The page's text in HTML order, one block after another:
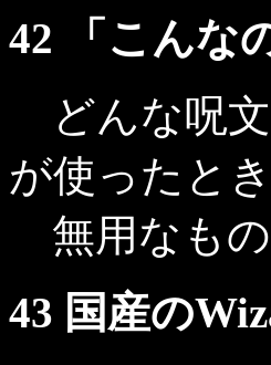
42 「こんな
どんな呪文
が使ったと
無用なも
43 国産の